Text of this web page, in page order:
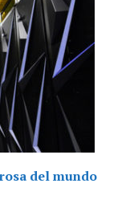
del mundo